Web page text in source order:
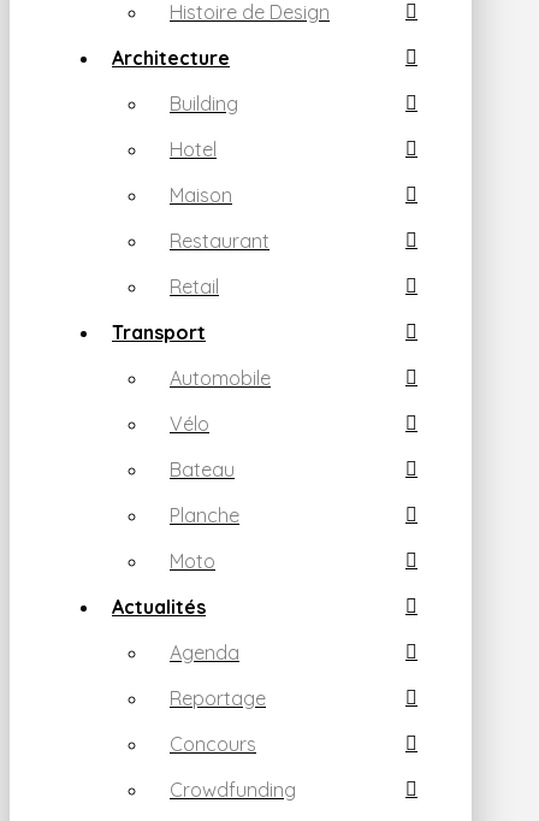
Histoire de Design
Architecture
Building
Hotel
Maison
Restaurant
Retail
Transport
Automobile
Vélo
Bateau
Planche
Moto
Actualités
Agenda
Reportage
Concours
Crowdfunding